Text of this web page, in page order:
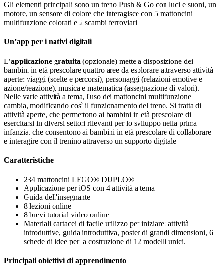
Gli elementi principali sono un treno Push & Go con luci e suoni, un
motore, un sensore di colore che interagisce con 5 mattoncini
multifunzione colorati e 2 scambi ferroviari
Un’app per i nativi digitali
L’applicazione gratuita (opzionale) mette a disposizione dei
bambini in età prescolare quattro aree da esplorare attraverso attività
aperte: viaggi (scelte e percorsi), personaggi (relazioni emotive e
azione/reazione), musica e matematica (assegnazione di valori).
Nelle varie attività a tema, l'uso dei mattoncini multifunzione
cambia, modificando così il funzionamento del treno. Si tratta di
attività aperte, che permettono ai bambini in età prescolare di
esercitarsi in diversi settori rilevanti per lo sviluppo nella prima
infanzia. che consentono ai bambini in età prescolare di collaborare
e interagire con il trenino attraverso un supporto digitale
Caratteristiche
234 mattoncini LEGO® DUPLO®
Applicazione per iOS con 4 attività a tema
Guida dell'insegnante
8 lezioni online
8 brevi tutorial video online
Materiali cartacei di facile utilizzo per iniziare: attività
introduttive, guida introduttiva, poster di grandi dimensioni, 6
schede di idee per la costruzione di 12 modelli unici.
Principali obiettivi di apprendimento